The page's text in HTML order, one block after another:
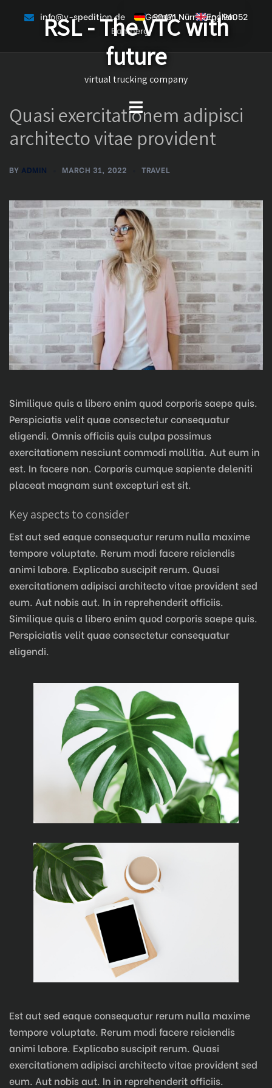
info@v-spedition.de
90471 Nürnberg | 96052
Bamberg
RSL - The VTC with
future
virtual trucking company
Toggle
menu
Quasi exercitationem adipisci
architecto vitae provident
BY ADMIN MARCH 31, 2022 TRAVEL
Similique quis a libero enim quod corporis saepe quis.
Perspiciatis velit quae consectetur consequatur
eligendi. Omnis officiis quis culpa possimus
exercitationem nesciunt commodi mollitia. Aut eum in
est. In facere non. Corporis cumque sapiente deleniti
placeat magnam sunt excepturi est sit.
Key aspects to consider
Est aut sed eaque consequatur rerum nulla maxime
tempore voluptate. Rerum modi facere reiciendis
animi labore. Explicabo suscipit rerum. Quasi
exercitationem adipisci architecto vitae provident sed
eum. Aut nobis aut. In in reprehenderit officiis.
Similique quis a libero enim quod corporis saepe quis.
Perspiciatis velit quae consectetur consequatur
eligendi.
Est aut sed eaque consequatur rerum nulla maxime
tempore voluptate. Rerum modi facere reiciendis
animi labore. Explicabo suscipit rerum. Quasi
exercitationem adipisci architecto vitae provident sed
eum. Aut nobis aut. In in reprehenderit officiis.
German English